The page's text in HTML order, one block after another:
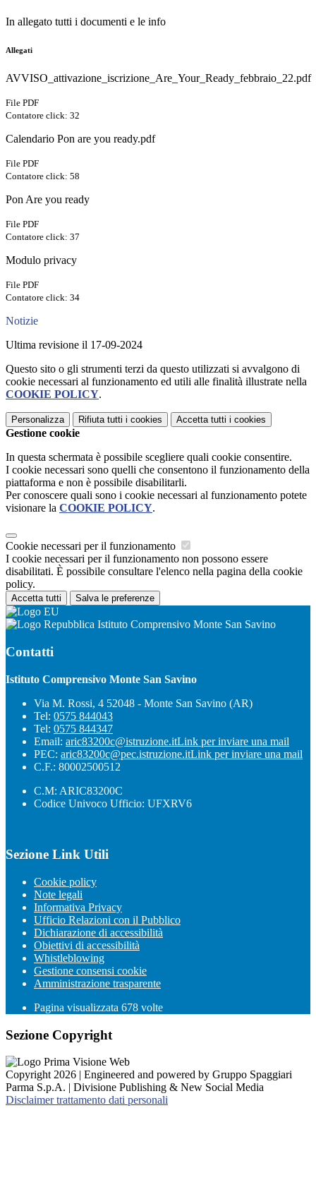
In allegato tutti i documenti e le info
Allegati
AVVISO_attivazione_iscrizione_Are_Your_Ready_febbraio_22.pdf
File PDF
Contatore click: 32
Calendario Pon are you ready.pdf
File PDF
Contatore click: 58
Pon Are you ready
File PDF
Contatore click: 37
Modulo privacy
File PDF
Contatore click: 34
Notizie
Ultima revisione il 17-09-2024
Questo sito o gli strumenti terzi da questo utilizzati si avvalgono di
cookie necessari al funzionamento ed utili alle finalità illustrate nella
COOKIE POLICY.
Personalizza Rifiuta tutti i cookies Accetta tutti i cookies
Gestione cookie
In questa schermata è possibile scegliere quali cookie consentire.
I cookie necessari sono quelli che consentono il funzionamento della
piattaforma e non è possibile disabilitarli.
Per conoscere quali sono i cookie necessari al funzionamento potete
visionare la COOKIE POLICY.
Cookie necessari per il funzionamento
I cookie necessari per il funzionamento non possono essere
disabilitati. È possibile consultare l'elenco nella pagina della cookie
policy.
Accetta tutti Salva le preferenze
Istituto Comprensivo Monte San Savino
Contatti
Istituto Comprensivo Monte San Savino
Via M. Rossi, 4 52048 - Monte San Savino (AR)
Tel: 0575 844043
Tel: 0575 844347
Email: aric83200c@istruzione.itLink per inviare una mail
PEC: aric83200c@pec.istruzione.itLink per inviare una mail
C.F.: 80002500512
C.M: ARIC83200C
Codice Univoco Ufficio: UFXRV6
Sezione Link Utili
Cookie policy
Note legali
Informativa Privacy
Ufficio Relazioni con il Pubblico
Dichiarazione di accessibilità
Obiettivi di accessibilità
Whistleblowing
Gestione consensi cookie
Amministrazione trasparente
Pagina visualizzata 678 volte
Sezione Copyright
Copyright 2026 | Engineered and powered by Gruppo Spaggiari
Parma S.p.A. | Divisione Publishing & New Social Media
Disclaimer trattamento dati personali